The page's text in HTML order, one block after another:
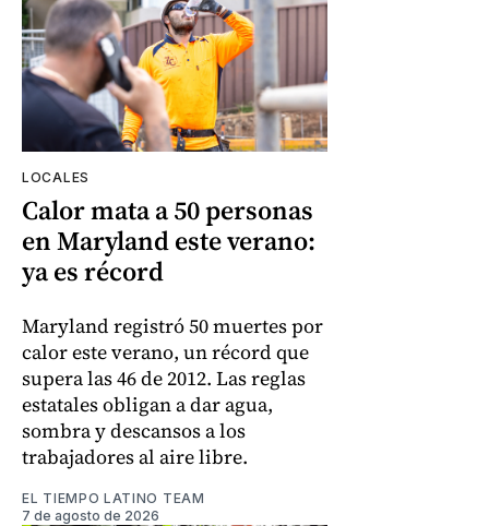
LOCALES
Calor mata a 50 personas
en Maryland este verano:
ya es récord
Maryland registró 50 muertes por
calor este verano, un récord que
supera las 46 de 2012. Las reglas
estatales obligan a dar agua,
sombra y descansos a los
trabajadores al aire libre.
EL TIEMPO LATINO TEAM
7 de agosto de 2026